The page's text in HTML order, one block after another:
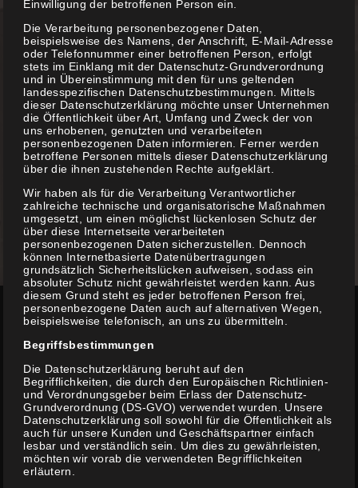
zeigen, wo man sie hat."
Anne Louise Germaine de Stael
Buchen Sie noch heute Ihren
persönlichen Termin.
ONLINE BUCHEN
Einwilligung der betroffenen Person ein.
Die Verarbeitung personenbezogener Daten,
beispielsweise des Namens, der Anschrift, E-Mail-Adresse
oder Telefonnummer einer betroffenen Person, erfolgt
stets im Einklang mit der Datenschutz-Grundverordnung
und in Übereinstimmung mit den für uns geltenden
landesspezifischen Datenschutzbestimmungen. Mittels
dieser Datenschutzerklärung möchte unser Unternehmen
die Öffentlichkeit über Art, Umfang und Zweck der von
uns erhobenen, genutzten und verarbeiteten
personenbezogenen Daten informieren. Ferner werden
betroffene Personen mittels dieser Datenschutzerklärung
über die ihnen zustehenden Rechte aufgeklärt.
Wir haben als für die Verarbeitung Verantwortlicher
zahlreiche technische und organisatorische Maßnahmen
umgesetzt, um einen möglichst lückenlosen Schutz der
über diese Internetseite verarbeiteten
personenbezogenen Daten sicherzustellen. Dennoch
können Internetbasierte Datenübertragungen
grundsätzlich Sicherheitslücken aufweisen, sodass ein
absoluter Schutz nicht gewährleistet werden kann. Aus
diesem Grund steht es jeder betroffenen Person frei,
personenbezogene Daten auch auf alternativen Wegen,
beispielsweise telefonisch, an uns zu übermitteln.
Begriffsbestimmungen
Die Datenschutzerklärung beruht auf den
Begrifflichkeiten, die durch den Europäischen Richtlinien-
und Verordnungsgeber beim Erlass der Datenschutz-
Grundverordnung (DS-GVO) verwendet wurden. Unsere
Datenschutzerklärung soll sowohl für die Öffentlichkeit als
auch für unsere Kunden und Geschäftspartner einfach
lesbar und verständlich sein. Um dies zu gewährleisten,
möchten wir vorab die verwendeten Begrifflichkeiten
erläutern.